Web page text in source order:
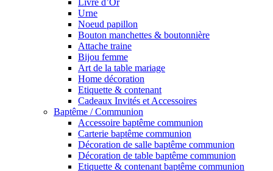
Urne
Noeud papillon
Bouton manchettes & boutonnière
Attache traine
Bijou femme
Art de la table mariage
Home décoration
Etiquette & contenant
Cadeaux Invités et Accessoires
Baptême / Communion
Accessoire baptême communion
Carterie baptême communion
Décoration de salle baptême communion
Décoration de table baptême communion
Etiquette & contenant baptême communion